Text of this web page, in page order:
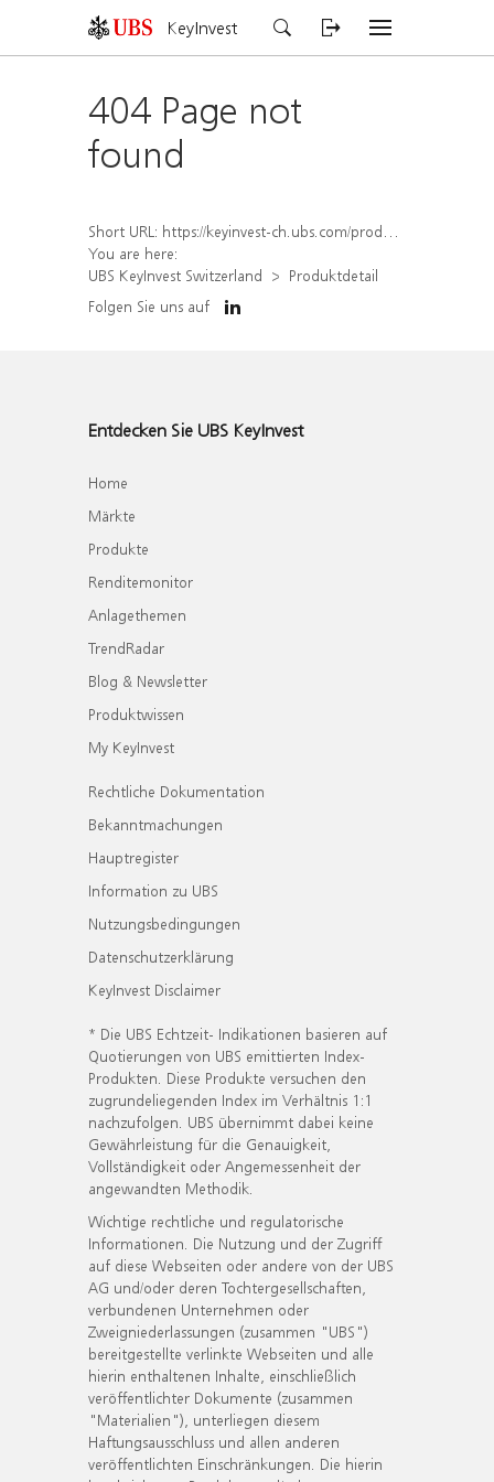
KeyInvest
404 Page not
found
Short URL: https://keyinvest-ch.ubs.com/produkt/detail/index/isin/CH1570522321
You are here:
UBS KeyInvest Switzerland
Produktdetail
Folgen Sie uns auf
Entdecken Sie UBS KeyInvest
Home
Märkte
Produkte
Renditemonitor
Anlagethemen
TrendRadar
Blog & Newsletter
Produktwissen
My KeyInvest
Rechtliche Dokumentation
Bekanntmachungen
Hauptregister
Information zu UBS
Nutzungsbedingungen
Datenschutzerklärung
KeyInvest Disclaimer
* Die UBS Echtzeit- Indikationen basieren auf
Quotierungen von UBS emittierten Index-
Produkten. Diese Produkte versuchen den
zugrundeliegenden Index im Verhältnis 1:1
nachzufolgen. UBS übernimmt dabei keine
Gewährleistung für die Genauigkeit,
Vollständigkeit oder Angemessenheit der
angewandten Methodik.
Wichtige rechtliche und regulatorische
Informationen. Die Nutzung und der Zugriff
auf diese Webseiten oder andere von der UBS
AG und/oder deren Tochtergesellschaften,
verbundenen Unternehmen oder
Zweigniederlassungen (zusammen "UBS")
bereitgestellte verlinkte Webseiten und alle
hierin enthaltenen Inhalte, einschließlich
veröffentlichter Dokumente (zusammen
"Materialien"), unterliegen diesem
Haftungsausschluss und allen anderen
veröffentlichten Einschränkungen. Die hierin